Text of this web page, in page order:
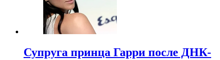
Супруга принца Гарри после ДНК-